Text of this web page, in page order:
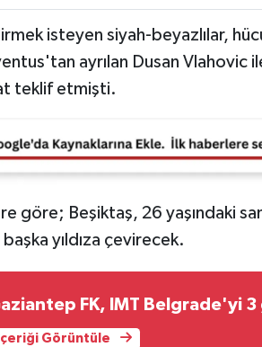
isteyen siyah-beyazlılar,
ayrılan Dusan Vlahovic
teklif etmişti.
göre; Beşiktaş, 26 yaşındaki
yıldıza çevirecek.
FK, IMT Belgrade'yi
İçeriği Görüntüle